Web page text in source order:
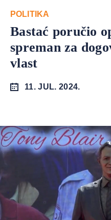
POLITIKA
Bastać poručio
spreman za
vlast
11. JUL. 2024.